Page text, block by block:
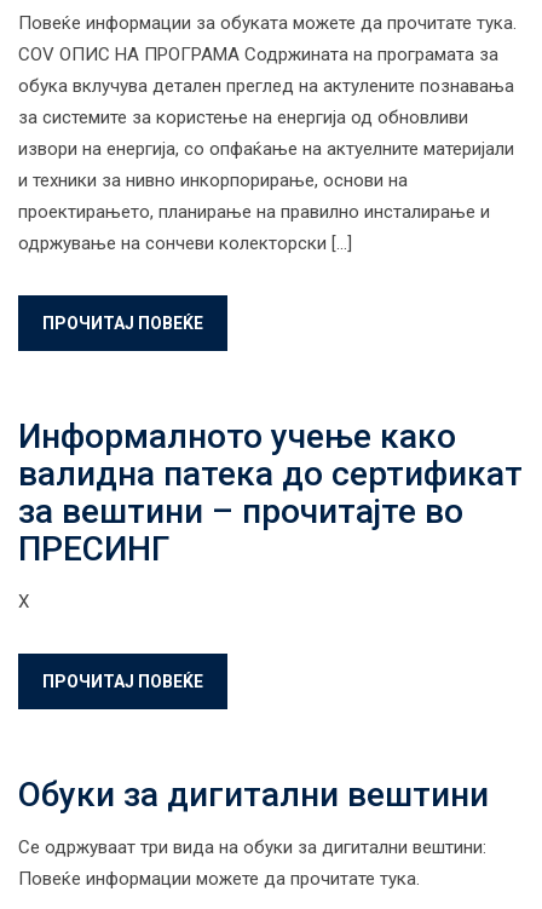
Повеќе информации за обуката можете да прочитате тука.
COV ОПИС НА ПРОГРАМА Содржината на програмата за
обука вклучува детален преглед на актулените познавања
за системите за користење на енергија од обновливи
извори на енергија, со опфаќање на актуелните материјали
и техники за нивно инкорпорирање, основи на
проектирањето, планирање на правилно инсталирање и
одржување на сончеви колекторски […]
ПРОЧИТАЈ ПОВЕЌЕ
Информалното учење како
валидна патека до сертификат
за вештини – прочитајте во
ПРЕСИНГ
Х
ПРОЧИТАЈ ПОВЕЌЕ
Обуки за дигитални вештини
Се одржуваат три вида на обуки за дигитални вештини:
Повеќе информации можете да прочитате тука.